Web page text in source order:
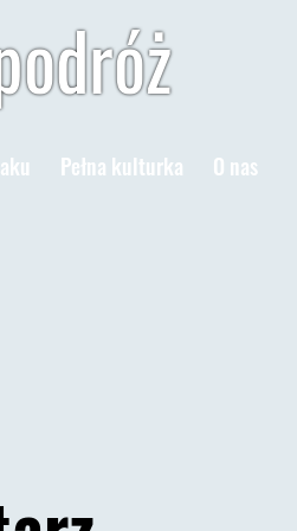
Pełna kulturka O nas